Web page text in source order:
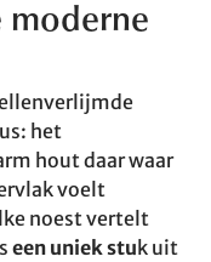
moderne
het
hout daar waar
voelt
noest vertelt
een uniek stu k uit